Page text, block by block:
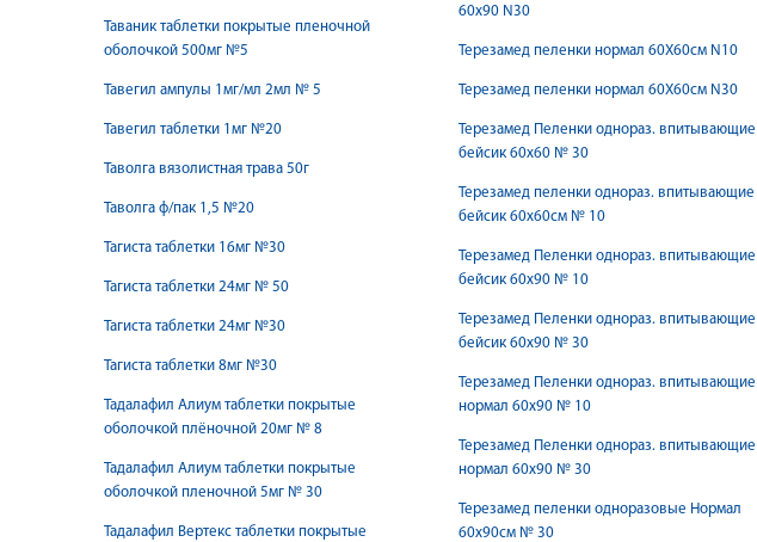
Таваник таблетки покрытые пленочной
оболочкой 500мг №5
Тавегил ампулы 1мг/мл 2мл № 5
Тавегил таблетки 1мг №20
Таволга вязолистная трава 50г
Таволга ф/пак 1,5 №20
Тагиста таблетки 16мг №30
Тагиста таблетки 24мг № 50
Тагиста таблетки 24мг №30
Тагиста таблетки 8мг №30
Тадалафил Алиум таблетки покрытые
оболочкой плёночной 20мг № 8
Тадалафил Алиум таблетки покрытые
оболочкой пленочной 5мг № 30
Тадалафил Вертекс таблетки покрытые
60х90 N30
Терезамед пеленки нормал 60Х60см N10
Терезамед пеленки нормал 60Х60см N30
Терезамед Пеленки однораз. впитывающие
бейсик 60х60 № 30
Терезамед пеленки однораз. впитывающие
бейсик 60х60см № 10
Терезамед Пеленки однораз. впитывающие
бейсик 60х90 № 10
Терезамед Пеленки однораз. впитывающие
бейсик 60х90 № 30
Терезамед Пеленки однораз. впитывающие
нормал 60х90 № 10
Терезамед Пеленки однораз. впитывающие
нормал 60х90 № 30
Терезамед пеленки одноразовые Нормал
60x90см № 30